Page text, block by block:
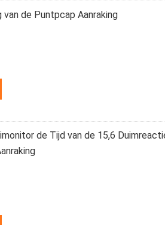
van de Puntpcap Aanraking
de Tijd van de 15,6